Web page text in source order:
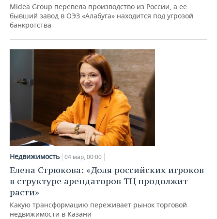
Midea Group перевела производство из России, а ее
бывший завод в ОЭЗ «Алабуга» находится под угрозой
банкротства
Недвижимость 04 мар, 00:00
Елена Стрюкова: «Доля российских игроков
в структуре арендаторов ТЦ продолжит
расти»
Какую трансформацию переживает рынок торговой
недвижимости в Казани